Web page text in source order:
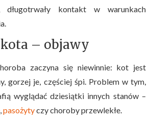
kontakt w warunkach
kota – objawy
zaczyna się niewinnie: kot jest
gorzej je, częściej śpi. Problem w tym,
wyglądać dziesiątki innych stanów –
pasożytyczy choroby przewlekłe.